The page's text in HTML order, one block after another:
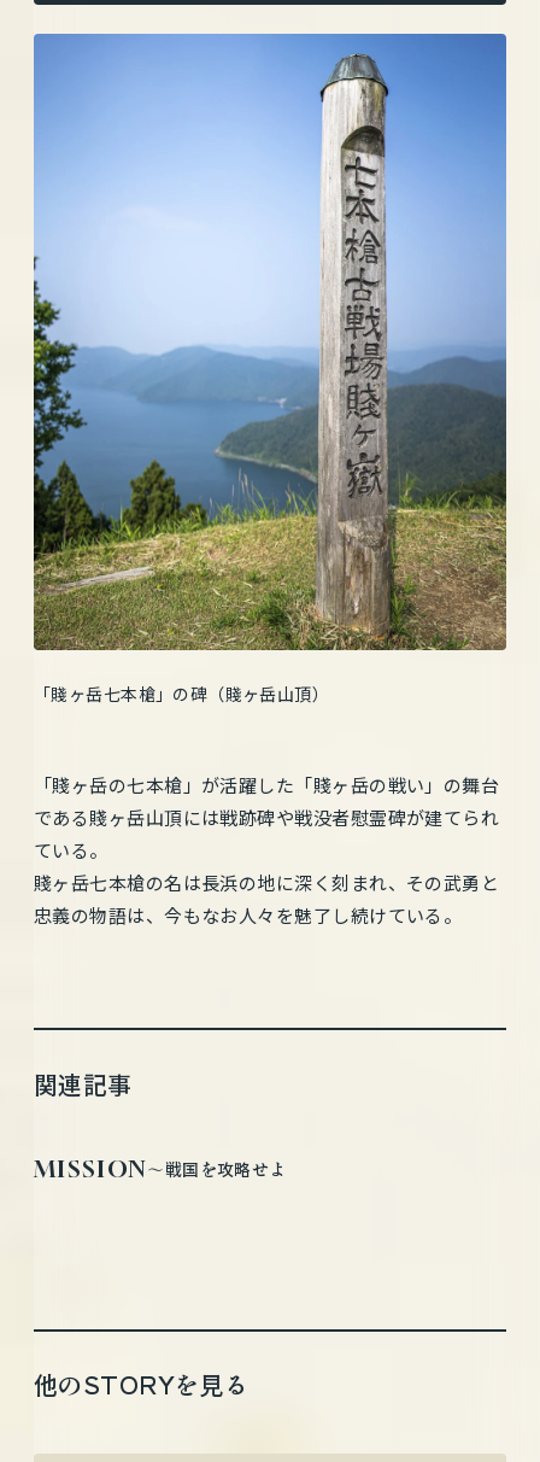
「賤ヶ岳七本槍」の碑（賤ヶ岳山頂）
「賤ヶ岳の七本槍」が活躍した「賤ヶ岳の戦い」の舞台
である賤ヶ岳山頂には戦跡碑や戦没者慰霊碑が建てられ
ている。
賤ヶ岳七本槍の名は長浜の地に深く刻まれ、その武勇と
忠義の物語は、今もなお人々を魅了し続けている。
関連記事
MISSION〜戦国を攻略せよ
他のSTORYを見る